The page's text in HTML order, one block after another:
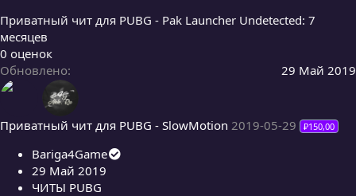
Приватный чит для PUBG - Pak Launcher Undetected: 7
месяцев
0
,
0
з
0 оценок
Обновлено
29 Май 2019
Приватный чит для PUBG - SlowMotion 2019-05-29 ₽150,00
Bariga4Game
29 Май 2019
ЧИТЫ PUBG